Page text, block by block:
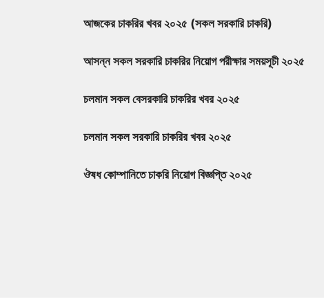
আজকের চাকরির খবর ২০২৫ (সকল সরকারি চাকরি)
আসন্ন সকল সরকারি চাকরির নিয়োগ পরীক্ষার সময়সূচী ২০২৫
চলমান সকল বেসরকারি চাকরির খবর ২০২৫
চলমান সকল সরকারি চাকরির খবর ২০২৫
ঔষধ কোম্পানিতে চাকরি নিয়োগ বিজ্ঞপ্তি ২০২৫